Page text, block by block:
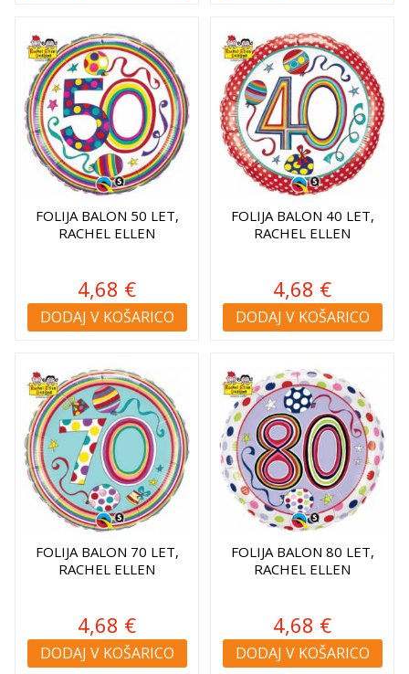
FOLIJA BALON 50 LET,
RACHEL ELLEN
4,68 €
DODAJ V KOŠARICO
FOLIJA BALON 40 LET,
RACHEL ELLEN
4,68 €
DODAJ V KOŠARICO
FOLIJA BALON 70 LET,
RACHEL ELLEN
4,68 €
DODAJ V KOŠARICO
FOLIJA BALON 80 LET,
RACHEL ELLEN
4,68 €
DODAJ V KOŠARICO